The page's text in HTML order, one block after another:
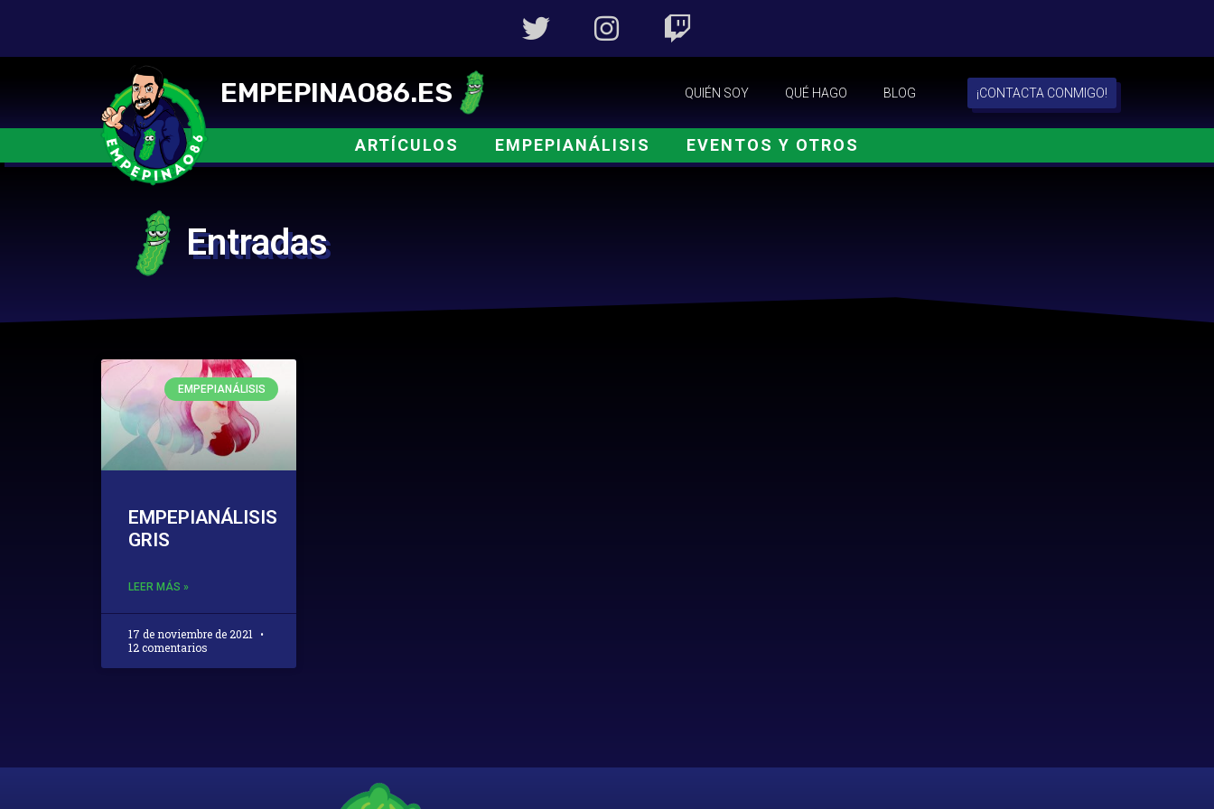
EMPEPINAO86.ES QUIÉN SOY QUÉ HAGO BLOG ¡CONTACTA CONMIGO!
ARTÍCULOS EMPEPIANÁLISIS EVENTOS Y OTROS
Entradas
EMPEPIANÁLISIS
EMPEPIANÁLISIS
GRIS
LEER MÁS »
17 de noviembre de 2021
12 comentarios